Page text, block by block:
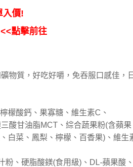
入價!
<<點擊前往
物質，好吃好嚼，免吞服口感佳，
檬酸鈣、果寡糖、維生素C、
酸甘油脂MCT、綜合蔬果粉(含蘋果
白菜、鳳梨、檸檬、百香果)、維生
粉、硬脂酸鎂(食用級)、DL-蘋果酸、